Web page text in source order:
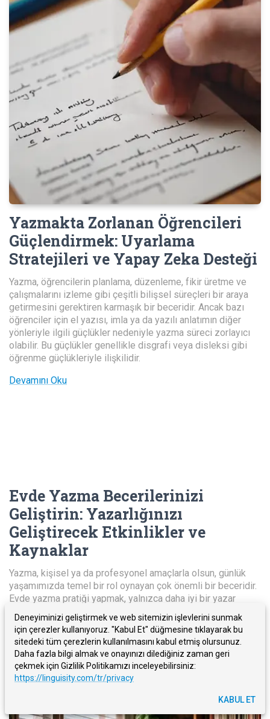
Yazmakta Zorlanan Öğrencileri
Güçlendirmek: Uyarlama
Stratejileri ve Yapay Zeka Desteği
Yazma, öğrencilerin planlama, düzenleme, fikir üretme ve
çalışmalarını izleme gibi çeşitli bilişsel süreçleri bir araya
getirmesini gerektiren karmaşık bir beceridir. Ancak bazı
öğrenciler için el yazısı, imla ya da yazılı anlatımın diğer
yönleriyle ilgili güçlükler nedeniyle yazma süreci zorlayıcı
olabilir. Bu güçlükler genellikle disgrafi veya disleksi gibi
öğrenme güçlükleriyle ilişkilidir.
Devamını Oku
Evde Yazma Becerilerinizi
Geliştirin: Yazarlığınızı
Geliştirecek Etkinlikler ve
Kaynaklar
Yazma, kişisel ya da profesyonel amaçlarla olsun, günlük
yaşamımızda temel bir rol oynayan çok önemli bir beceridir.
Evde yazma pratiği yapmak, yalnızca daha iyi bir yazar
olmanıza yardımcı olmakla kalmaz; eleştirel düşünme
becerilerinizi geliştirir ve etkili ifade yoluyla özgüveninizi
artırır. Bu blog yazısında, kendi evinizin rahatlığında yazma
becerilerinizi geliştirmenin çeşitli yollarını inceleyeceğiz.
Daha Fazla Oku
Deneyiminizi geliştirmek ve web sitemizin işlevlerini sunmak
için çerezler kullanıyoruz. "Kabul Et" düğmesine tıklayarak bu
sitedeki tüm çerezlerin kullanılmasını kabul etmiş olursunuz.
Daha fazla bilgi almak ve onayınızı dilediğiniz zaman geri
çekmek için Gizlilik Politikamızı inceleyebilirsiniz:
https://linguisity.com/tr/privacy
KABUL ET